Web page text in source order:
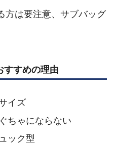
方は要注意、サブバッグ
すすめの理由
イズ
ちゃにならない
ック型